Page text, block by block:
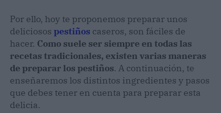
Por ello, hoy te proponemos preparar unos
deliciosos pestiños caseros, son fáciles de
hacer. Como suele ser siempre en todas las
recetas tradicionales, existen varias maneras
de preparar los pestiños. A continuación, te
enseñaremos los distintos ingredientes y pasos
que debes tener en cuenta para preparar esta
delicia.